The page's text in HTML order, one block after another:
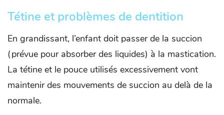
Tétine et problèmes de dentition
En grandissant, l’enfant doit passer de la succion
(prévue pour absorber des liquides) à la mastication.
La tétine et le pouce utilisés excessivement vont
maintenir des mouvements de succion au delà de la
normale.